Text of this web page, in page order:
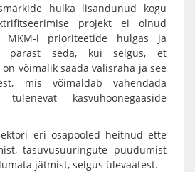
hulka lisandunud kogu
projekt ei olnud
MKM-i prioriteetide hulgas ja
pärast seda, kui selgus, et
võimalik saada välisraha ja see
mis võimaldab vähendada
tulenevat kasvuhoonegaaside
eri osapooled heitnud ette
tasuvusuuringute puudumist
jätmist, selgus ülevaatest.